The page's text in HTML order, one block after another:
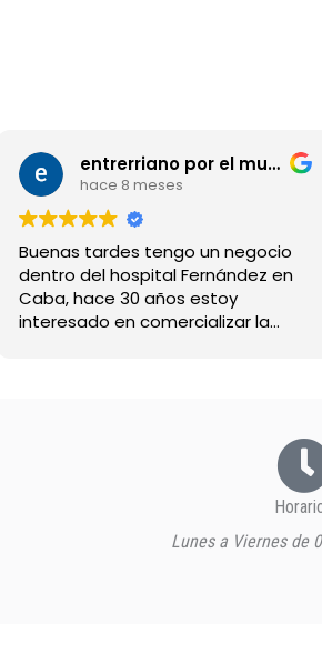
entrerriano por el mundo
hace 8 meses
Buenas tardes tengo un negocio
dentro del hospital Fernández en
Caba, hace 30 años estoy
interesado en comercializar la
Lunes a Viernes de